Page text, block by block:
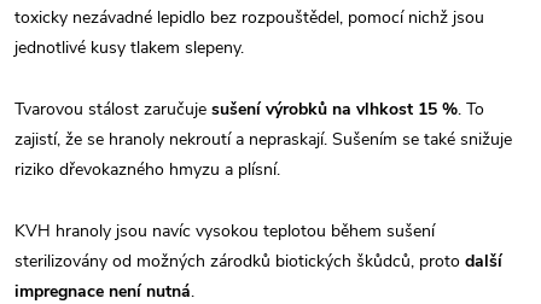
toxicky nezávadné lepidlo bez rozpouštědel, pomocí nichž jsou
jednotlivé kusy tlakem slepeny.
Tvarovou stálost zaručuje sušení výrobků na vlhkost 15 %. To
zajistí, že se hranoly nekroutí a nepraskají. Sušením se také snižuje
riziko dřevokazného hmyzu a plísní.
KVH hranoly jsou navíc vysokou teplotou během sušení
sterilizovány od možných zárodků biotických škůdců, proto další
impregnace není nutná.